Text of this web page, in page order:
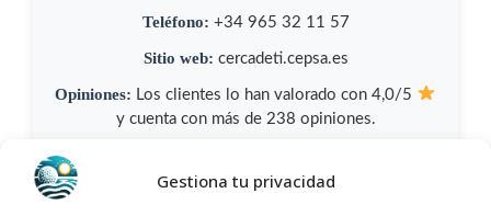
Gestiona tu privacidad
Teléfono: +34 965 32 11 57
Sitio web: cercadeti.cepsa.es
Opiniones: Los clientes lo han valorado con 4,0/5
y cuenta con más de 238 opiniones.
Llamar Ahora